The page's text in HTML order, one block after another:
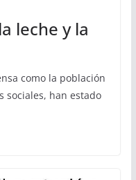
leche y la
como la población
sociales, han estado